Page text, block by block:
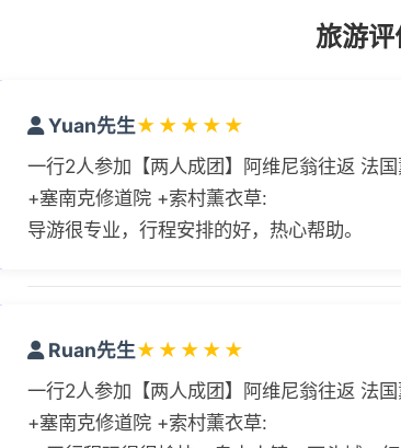
旅游
Yuan先生★ ★ ★ ★ ★
一行2人参加【两人成团】阿维尼翁往返 法
+塞南克修道院 +索村薰衣草:
导游很专业，行程安排的好，热心帮助。
Ruan先生★ ★ ★ ★ ★
一行2人参加【两人成团】阿维尼翁往返 法
+塞南克修道院 +索村薰衣草: